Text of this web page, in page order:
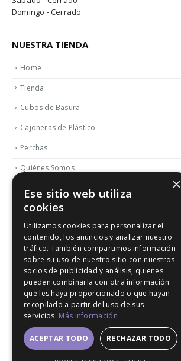
Domingo - Cerrado
NUESTRA TIENDA
Home
Tienda
Cubos de Basura
Cajoneras de Plástico
Perchas
Quiénes Somos
Contactar
Blog
Política de Reembolso y Devoluciones
Aviso Legal
© 2020. All Rights Reserved │ Developed LGM
×
Ese sitio web utiliza
cookies
Utilizamos cookies para personalizar el
contenido, los anuncios y analizar nuestro
tráfico. También compartimos información
sobre su uso de nuestro sitio con nuestros
socios de publicidad y análisis, quienes
pueden combinarla con otra información
que les haya proporcionado o que hayan
recopilado a partir del uso de sus
servicios. Más información
ACEPTAR TODO RECHAZAR TODO